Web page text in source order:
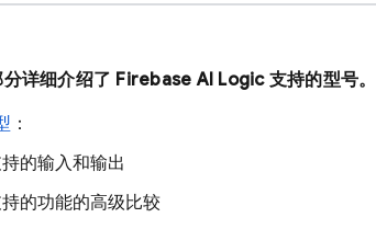
详细介绍了 Firebase AI Logic支持的型号。
：
的输入和输出
的功能的高级比较